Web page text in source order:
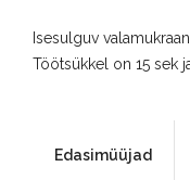
Isesulguv
Töötsükkel on 15 sek
Edasimüüjad